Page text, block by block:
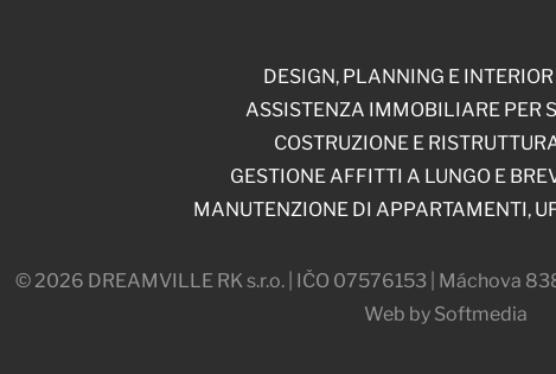
© 2026 DREAMVILLE RK s.r.o. | IČO 07576153 | Máchova
Web by Softmedia
DESIGN, PLANNING E
ASSISTENZA IMMOBILIARE PER
COSTRUZIONE E
GESTIONE AFFITTI A LUNGO E
MANUTENZIONE DI APPARTAMENTI,